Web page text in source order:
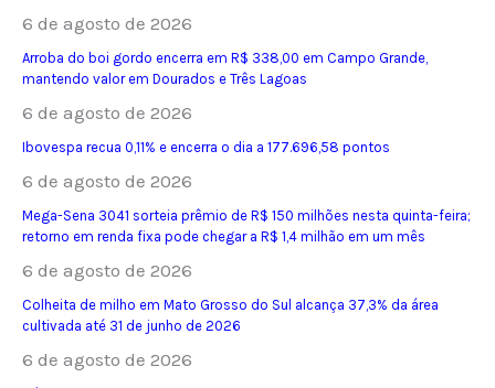
6 de agosto de 2026
Arroba do boi gordo encerra em R$ 338,00 em Campo Grande,
mantendo valor em Dourados e Três Lagoas
6 de agosto de 2026
Ibovespa recua 0,11% e encerra o dia a 177.696,58 pontos
6 de agosto de 2026
Mega-Sena 3041 sorteia prêmio de R$ 150 milhões nesta quinta-feira;
retorno em renda fixa pode chegar a R$ 1,4 milhão em um mês
6 de agosto de 2026
Colheita de milho em Mato Grosso do Sul alcança 37,3% da área
cultivada até 31 de junho de 2026
6 de agosto de 2026